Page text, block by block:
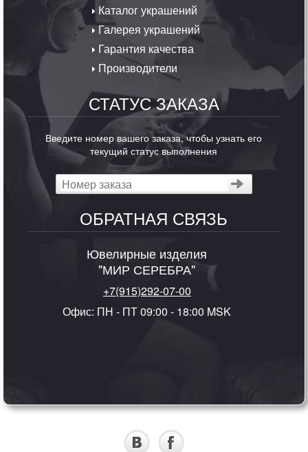
Каталог украшений
Галерея украшений
Гарантия качества
Производители
СТАТУС ЗАКАЗА
Введите номер вашего заказа, чтобы узнать его
текущий статус выполнения
ОБРАТНАЯ СВЯЗЬ
Ювелирные изделия
"МИР СЕРЕБРА"
+7(915)292-07-00
Офис: ПН - ПТ 09:00 - 18:00 MSK